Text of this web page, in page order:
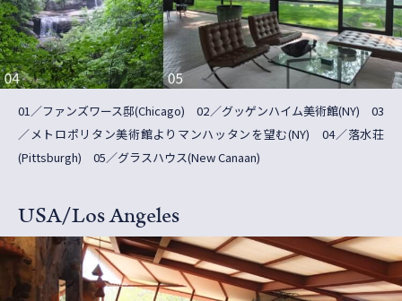
01／ファンズワース邸(Chicago) 02／グッゲンハイム美術館(NY) 03
／メトロポリタン美術館よりマンハッタンを望む(NY) 04／落水荘
(Pittsburgh) 05／グラスハウス(New Canaan)
USA/Los Angeles